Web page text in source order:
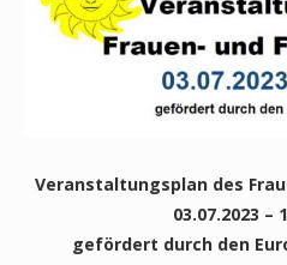
Veranstaltungsplan des
03.07.2023 –
gefördert durch den